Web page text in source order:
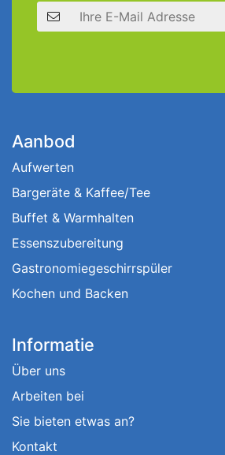
E-Mail Adresse
Aanbod
Aufwerten
Bargeräte & Kaffee/Tee
Buffet & Warmhalten
Essenszubereitung
Gastronomiegeschirrspüler
Kochen und Backen
Informatie
Über uns
Arbeiten bei
Sie bieten etwas an?
Kontakt